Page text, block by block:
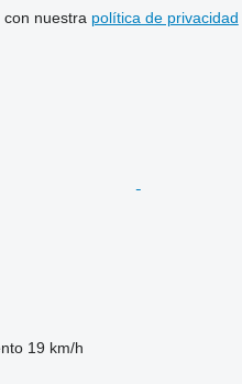
nuestra política de privacidad
19 km/h